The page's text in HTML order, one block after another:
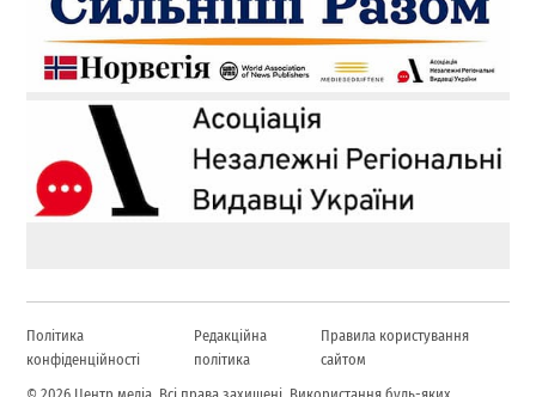
Політика
конфіденційності
Редакційна
політика
Правила користування
сайтом